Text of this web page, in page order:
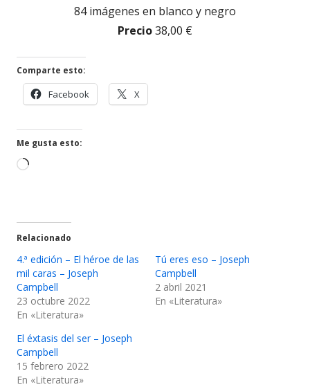
84 imágenes en blanco y negro
Precio38,00 €
Comparte esto:
Facebook
en
X
en
Me gusta esto:
Cargando...
Relacionado
4.ª edición – El héroe de las
mil caras – Joseph
Campbell
23 octubre 2022
En «Literatura»
Tú eres eso – Joseph
Campbell
2 abril 2021
En «Literatura»
El éxtasis del ser – Joseph
Campbell
15 febrero 2022
En «Literatura»